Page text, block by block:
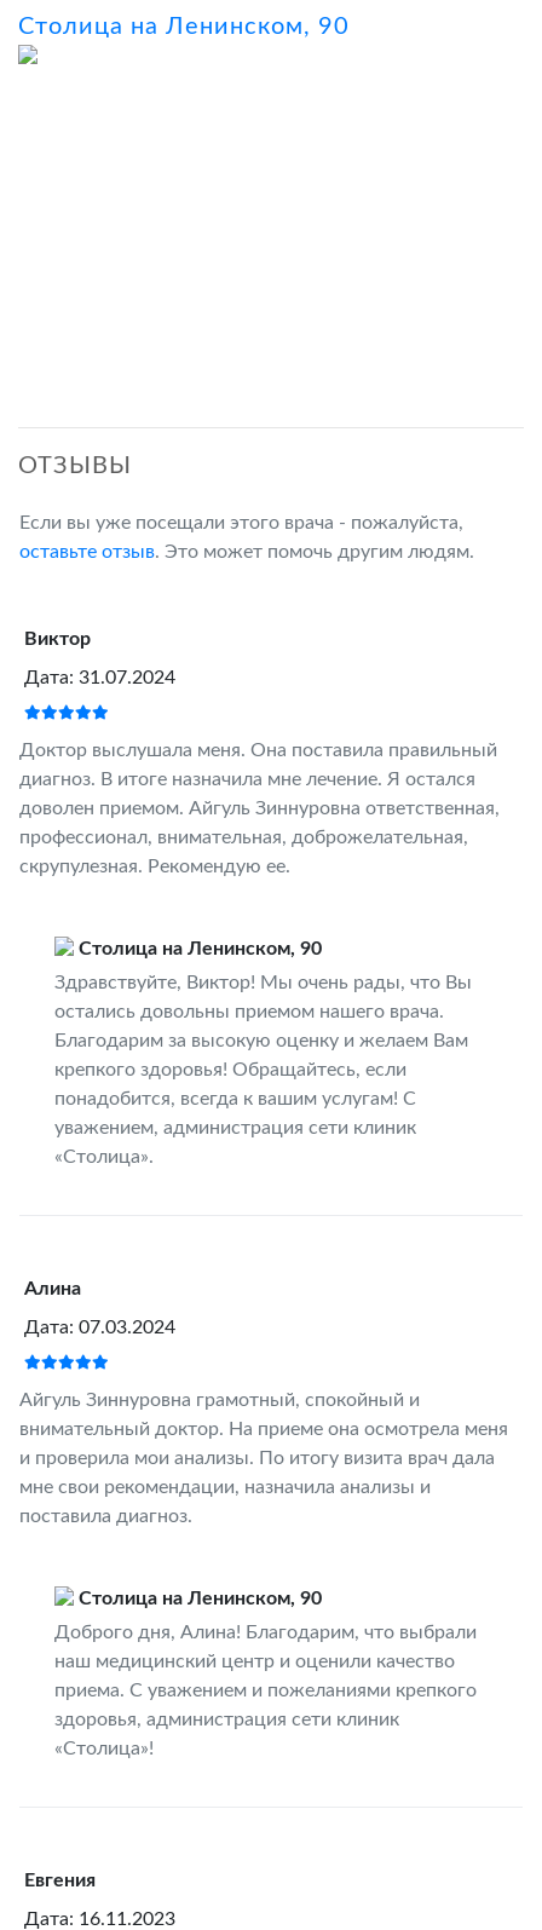
Столица на Ленинском, 90
ОТЗЫВЫ
Если вы уже посещали этого врача - пожалуйста,
оставьте отзыв. Это может помочь другим людям.
Виктор
Дата: 31.07.2024
Доктор выслушала меня. Она поставила правильный
диагноз. В итоге назначила мне лечение. Я остался
доволен приемом. Айгуль Зиннуровна ответственная,
профессионал, внимательная, доброжелательная,
скрупулезная. Рекомендую ее.
Столица на Ленинском, 90
Здравствуйте, Виктор! Мы очень рады, что Вы
остались довольны приемом нашего врача.
Благодарим за высокую оценку и желаем Вам
крепкого здоровья! Обращайтесь, если
понадобится, всегда к вашим услугам! С
уважением, администрация сети клиник
«Столица».
Алина
Дата: 07.03.2024
Айгуль Зиннуровна грамотный, спокойный и
внимательный доктор. На приеме она осмотрела меня
и проверила мои анализы. По итогу визита врач дала
мне свои рекомендации, назначила анализы и
поставила диагноз.
Столица на Ленинском, 90
Доброго дня, Алина! Благодарим, что выбрали
наш медицинский центр и оценили качество
приема. С уважением и пожеланиями крепкого
здоровья, администрация сети клиник
«Столица»!
Евгения
Дата: 16.11.2023